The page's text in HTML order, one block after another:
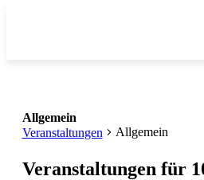
Allgemein
Veranstaltungen
Allgemein
Veranstaltungen für